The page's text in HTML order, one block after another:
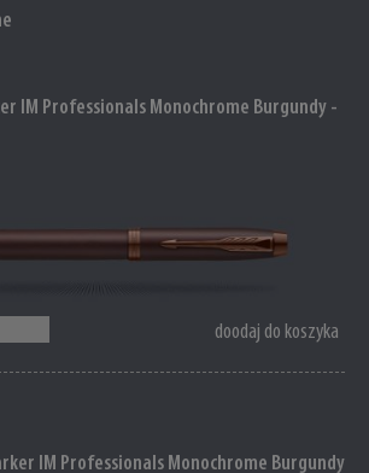
IM Professionals Monochrome Burgundy -
doodaj do koszyka
IM Professionals Monochrome Burgundy